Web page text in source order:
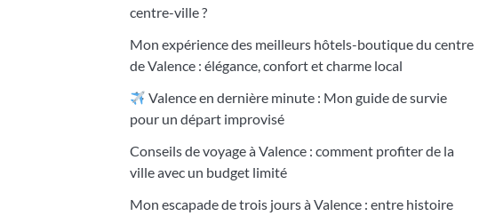
centre-ville ?
Mon expérience des meilleurs hôtels-boutique du centre
de Valence : élégance, confort et charme local
Valence en dernière minute : Mon guide de survie
pour un départ improvisé
Conseils de voyage à Valence : comment profiter de la
ville avec un budget limité
Mon escapade de trois jours à Valence : entre histoire